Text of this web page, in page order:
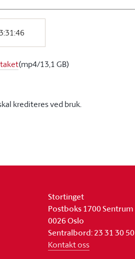
ved:
(mp4/13,1 GB)
krediteres ved bruk.
Stortinget
Postboks 1700 Sentrum
0026 Oslo
Sentralbord: 23 31 30 50
Kontakt oss